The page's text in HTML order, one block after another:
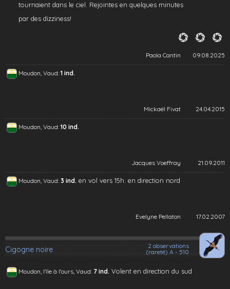
tournaient dans le ciel. Rejointes en quelques minutes
par des dizziness!
Paola Cantin 09.08.2025
Moudon, Vaud: 1 ind.
Mickaël Fivat 24.04.2015
Moudon, Vaud: 10 ind.
Jacques Voeffray 21.09.2011
Moudon, Vaud: 3 ind. en vol vers 15h. en direction nord
Evelyne Pellaton 17.02.2007
Cigogne noire
2 observations
(rareté) A - 510
Moudon, l'île à l'ours, Vaud: 7 ind. Volent en direction du sud